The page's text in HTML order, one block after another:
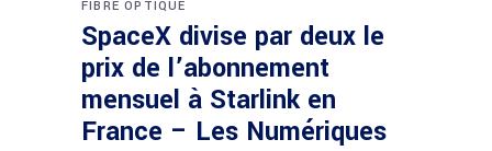
FIBRE OPTIQUE
SpaceX divise par deux le
prix de l’abonnement
mensuel à Starlink en
France – Les Numériques